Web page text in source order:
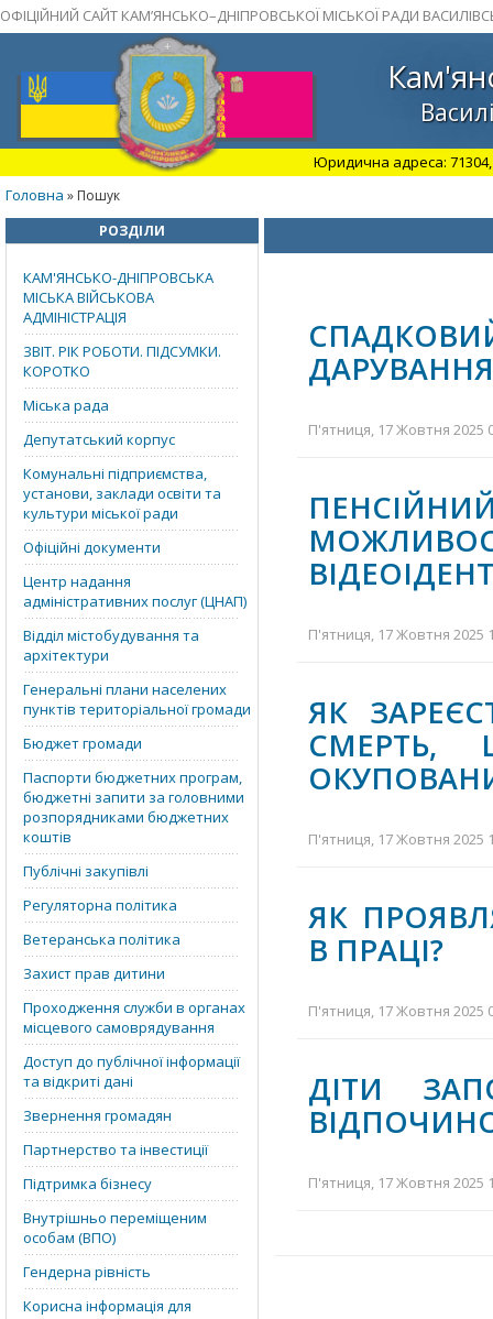
ОФІЦІЙНИЙ САЙТ КАМ’ЯНСЬКО–ДНІПРОВСЬКОЇ МІСЬКОЇ РАДИ
Юридична адреса: 71304,
Головна » Пошук
РОЗДІЛИ
КАМ'ЯНСЬКО-ДНІПРОВСЬКА
МІСЬКА ВІЙСЬКОВА
АДМІНІСТРАЦІЯ
ЗВІТ. РІК РОБОТИ. ПІДСУМКИ.
КОРОТКО
Міська рада
Депутатський корпус
Комунальні підприємства,
установи, заклади освіти та
культури міської ради
Офіційні документи
Центр надання
адміністративних послуг (ЦНАП)
Відділ містобудування та
архітектури
Генеральні плани населених
пунктів територіальної громади
Бюджет громади
Паспорти бюджетних програм,
бюджетні запити за головними
розпорядниками бюджетних
коштів
Публічні закупівлі
Регуляторна політика
Ветеранська політика
Захист прав дитини
Проходження служби в органах
місцевого самоврядування
Доступ до публічної інформації
та відкриті дані
Звернення громадян
Партнерство та інвестиції
Підтримка бізнесу
Внутрішньо переміщеним
особам (ВПО)
Гендерна рівність
Корисна інформація для
П'ятниця, 17 Жовтня 2025
П'ятниця, 17 Жовтня 2025
ЯК
СМЕРТЬ,
П'ятниця, 17 Жовтня 2025
ЯК
В ПРАЦІ?
П'ятниця, 17 Жовтня 2025
ДІТИ
П'ятниця, 17 Жовтня 2025